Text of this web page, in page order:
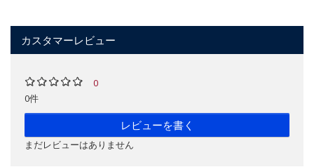
カスタマーレビュー
0
0件
レビューを書く
まだレビューはありません